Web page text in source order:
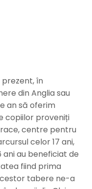
prezent, în
din Anglia sau
an să oferim
copiilor proveniți
centre pentru
celor 17 ani,
ani au beneficiat de
fiind prima
tabere ne-a